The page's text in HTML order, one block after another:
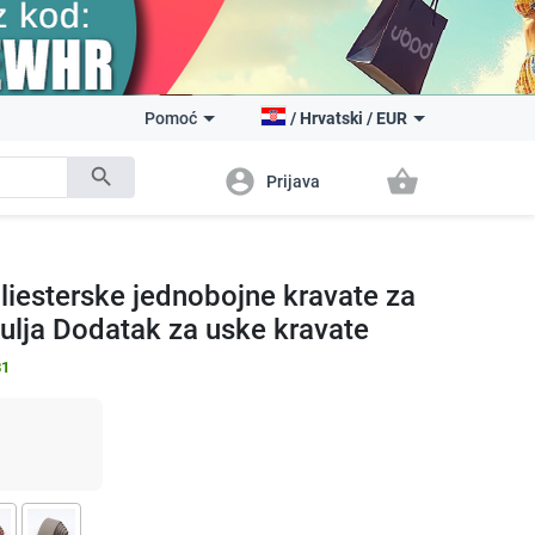
search
Pomoć / Hrvatski / EUR
account_circle Prijava shopping_basket
jednobojne kravate za
Dodatak za uske kravate